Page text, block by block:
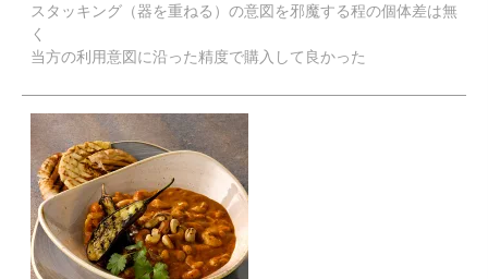
スタッキング（器を重ねる）の意図を邪魔する程の個体差は無
く
当方の利用意図に沿った精度で購入して良かった